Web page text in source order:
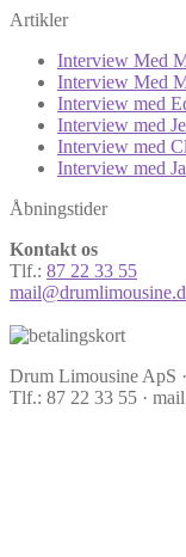
Artikler
Interview Med
Interview Med
Interview med
Interview med
Interview med
Interview med
Åbningstider
Kontakt os
Tlf.: 87 22 33 55
Drum Limousine ApS
Tlf.: 87 22 33 55 ·